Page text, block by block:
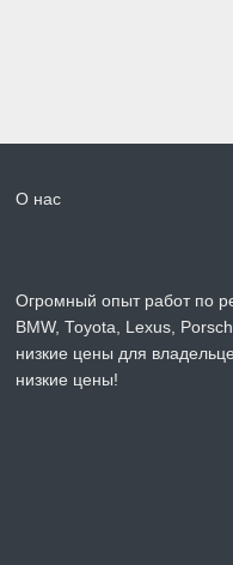
О нас
Огромный опыт работ по
BMW, Toyota, Lexus,
низкие цены для
низкие цены!